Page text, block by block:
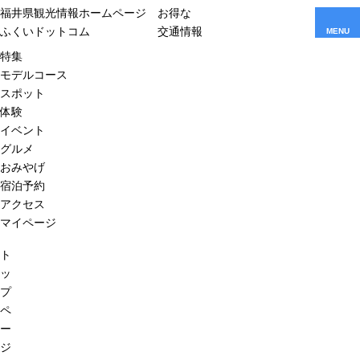
福井県観光情報ホームページ
ふくいドットコム
お得な
交通情報
MENU
特集
モデルコース
スポット
体験
イベント
グルメ
おみやげ
宿泊予約
アクセス
マイページ
ト
ッ
プ
ペ
ー
ジ